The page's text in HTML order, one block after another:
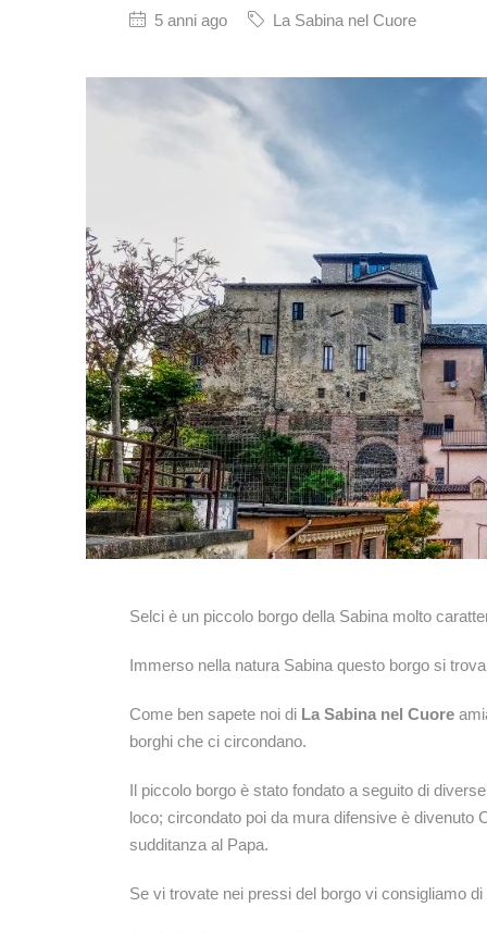
5 anni ago La Sabina nel Cuore
Selci è un piccolo borgo della Sabina molto
Immerso nella natura Sabina questo borgo si
Come ben sapete noi di La Sabina nel Cuore
borghi che ci circondano.
Il piccolo borgo è stato fondato a seguito di
loco; circondato poi da mura difensive è divenuto
sudditanza al Papa.
Se vi trovate nei pressi del borgo vi consigliamo